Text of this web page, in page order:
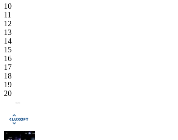
10
11
12
13
14
15
16
17
18
19
20